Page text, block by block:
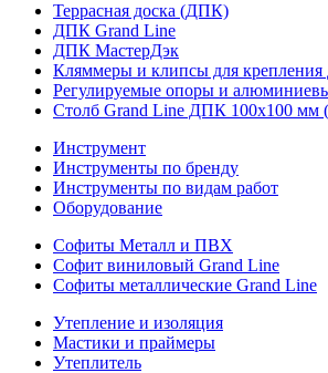
Террасная доска (ДПК)
ДПК Grand Line
ДПК МастерДэк
Кляммеры и клипсы для
Регулируемые опоры и
Столб Grand Line ДПК 100х100 мм
Инструмент
Инструменты по бренду
Инструменты по видам работ
Оборудование
Софиты Металл и ПВХ
Софит виниловый Grand Line
Софиты металлические Grand Line
Утепление и изоляция
Мастики и праймеры
Утеплитель